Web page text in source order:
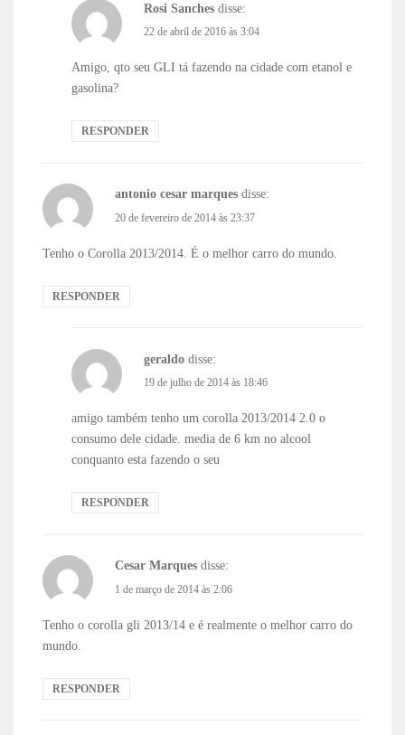
Rosi Sanches disse:
22 de abril de 2016 às 3:04
Amigo, qto seu GLI tá fazendo na cidade com etanol e
gasolina?
RESPONDER
antonio cesar marques disse:
20 de fevereiro de 2014 às 23:37
Tenho o Corolla 2013/2014. É o melhor carro do mundo.
RESPONDER
geraldo disse:
19 de julho de 2014 às 18:46
amigo também tenho um corolla 2013/2014 2.0 o
consumo dele cidade. media de 6 km no alcool
conquanto esta fazendo o seu
RESPONDER
Cesar Marques disse:
1 de março de 2014 às 2:06
Tenho o corolla gli 2013/14 e é realmente o melhor carro do
mundo.
RESPONDER